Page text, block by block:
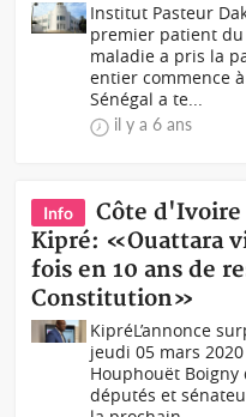
Institut Pasteur
premier patient
maladie a pris la
entier commence
Sénégal a te...
il y a 6 ans
Info
Côte
Kipré: «Ouattara
fois en 10 ans de
Constitution»
KipréL’annonce
jeudi 05 mars
Houphouët Boigny
députés et